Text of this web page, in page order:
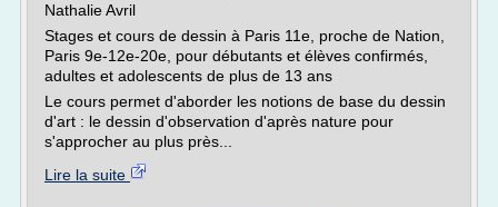
Nathalie Avril
Stages et cours de dessin à Paris 11e, proche de Nation,
Paris 9e-12e-20e, pour débutants et élèves confirmés,
adultes et adolescents de plus de 13 ans
Le cours permet d'aborder les notions de base du dessin
d'art : le dessin d'observation d'après nature pour
s'approcher au plus près...
Lire la suite